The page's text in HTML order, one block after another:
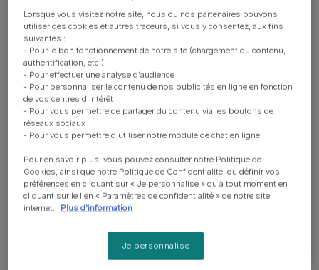
et sa certification. Si vous souhaitez adopter un
chiot à un particulier, il faut être conscient que cela
engendre moins de garanties. Et si vous souhaitez
passer par un élevage, vous offrez une seconde
chance à un animal qui a peut-être connu des
difficultés dans sa vie. Il est donc crucial
d'analyser tous les aspects de la question avant
de prendre votre décision finale d'adopter à un
particulier. Mais, en premier lieu, réfléchissez
d'abord à ce que l'adoption d'un animal implique !
Ce sera un bouleversement dans votre quotidien,
êtes-vous prêt à faire des concessions pour son
Lorsque vous visitez notre site, nous ou nos partenaires pouvons
utiliser des cookies et autres traceurs, si vous y consentez, aux fins
suivantes :
- Pour le bon fonctionnement de notre site (chargement du contenu,
authentification, etc.)
- Pour effectuer une analyse d'audience
- Pour personnaliser le contenu de nos publicités en ligne en fonction
de vos centres d'intérêt
- Pour vous permettre de partager du contenu via les boutons de
réseaux sociaux
- Pour vous permettre d'utiliser notre module de chat en ligne
Pour en savoir plus, vous pouvez consulter notre Politique de
Cookies, ainsi que notre Politique de Confidentialité, ou définir vos
préférences en cliquant sur « Je personnalise » ou à tout moment en
cliquant sur le lien « Paramètres de confidentialité » de notre site
internet.
Plus d'information
Je personnalise